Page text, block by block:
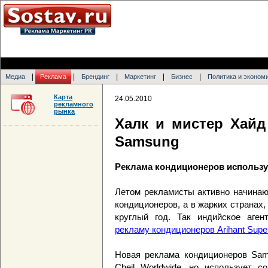
Медиа Реклама Брендинг Маркетинг Бизнес Политика и
24.05.2010
Халк и мистер
Samsung
Реклама кондиционеров
Летом рекламисты активно
кондиционеров, а в жарких
круглый год. Так индийское
рекламу кондиционеров Arihant
Новая реклама кондиционеров
Карта
рекламного
рынка